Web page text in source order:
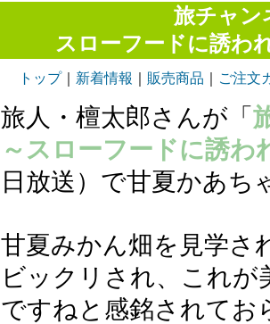
旅チャン
スローフードに誘わ
トップ｜ 新着情報 販売商品 ご注文
旅人・檀太郎さんが「
～スローフードに誘わ
日放送）で甘夏かあ
甘夏みかん畑を見学さ
ビックリされ、これ
ですねと感銘されてお